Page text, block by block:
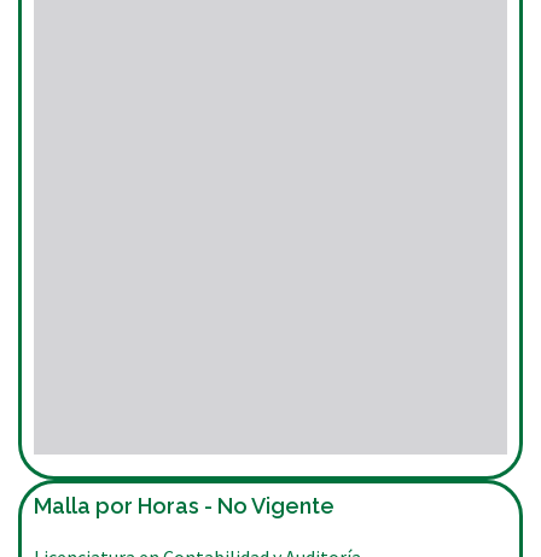
Malla por Horas - No Vigente